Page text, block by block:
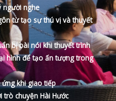
nghe
từ tạo sự thú vị và thuyết
bị bài nói khi thuyết trình
để tạo ấn tượng trong
khi giao tiếp
trò chuyện Hài Hước